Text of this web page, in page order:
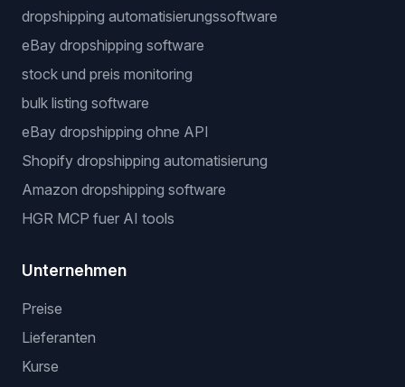
dropshipping automatisierungssoftware
eBay dropshipping software
stock und preis monitoring
bulk listing software
eBay dropshipping ohne API
Shopify dropshipping automatisierung
Amazon dropshipping software
HGR MCP fuer AI tools
Unternehmen
Preise
Lieferanten
Kurse